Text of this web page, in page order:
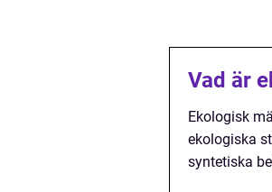
Vad är
Ekologisk
ekologiska
syntetiska